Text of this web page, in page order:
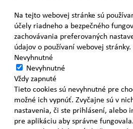
Na tejto webovej stránke sú
účely riadneho a bezpečného
zachovávania preferovaných
údajov o používaní webovej stránky.
Nevyhnutné
Nevyhnutné
Vždy zapnuté
Tieto cookies sú nevyhnutné pre
možné ich vypnúť. Zvyčajne sú v
nastavenia, či ste prihlásení, alebo
pre aplikáciu aby správne